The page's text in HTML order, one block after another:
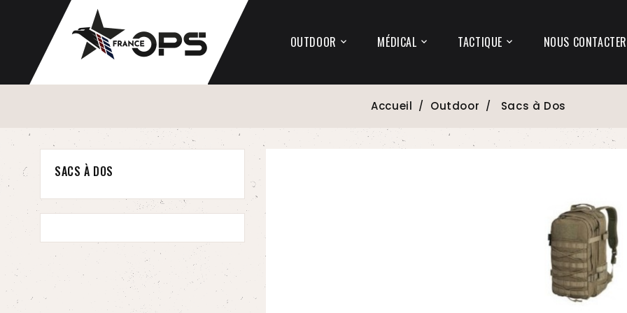
OUTDOOR MÉDICAL TACTIQUE NOUS CONTACTER
Accueil Outdoor Sacs à Dos
SACS À DOS